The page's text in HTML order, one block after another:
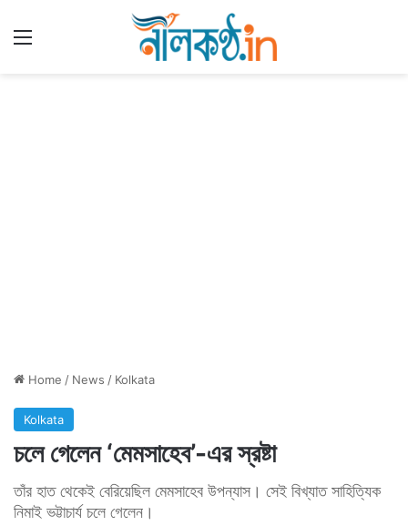
Home / News / Kolkata
Kolkata
চলে গেলেন ‘মেমসাহেব’-এর স্রষ্টা
তাঁর হাত থেকেই বেরিয়েছিল মেমসাহেব উপন্যাস। সেই বিখ্যাত সাহিত্যিক
নিমাই ভট্টাচার্য চলে গেলেন।